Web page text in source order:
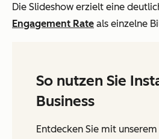
Die Slideshow erzielt eine
Engagement Rate als einzelne
So nutzen Sie
Business
Entdecken Sie mit